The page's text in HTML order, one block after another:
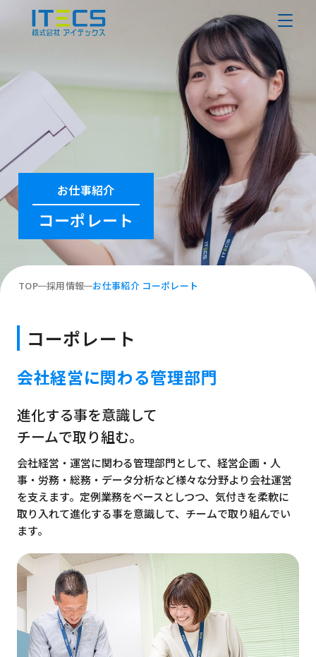
お仕事紹介
コーポレート
TOP 採用情報 お仕事紹介 コーポレート
コーポレート
会社経営に関わる管理部門
進化する事を意識して
チームで取り組む。
会社経営・運営に関わる管理部門として、経営企画・人
事・労務・総務・データ分析など様々な分野より会社運営
を支えます。定例業務をベースとしつつ、気付きを柔軟に
取り入れて進化する事を意識して、チームで取り組んでい
ます。